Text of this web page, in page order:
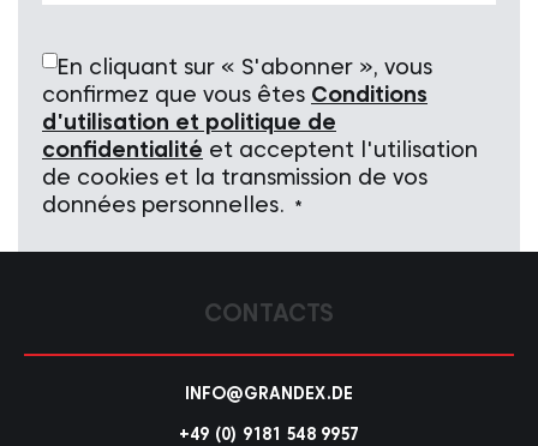
En cliquant sur « S'abonner », vous
confirmez que vous êtes Conditions
d'utilisation et politique de
confidentialité et acceptent l'utilisation
de cookies et la transmission de vos
données personnelles.
*
CONTACTS
INFO@GRANDEX.DE
+49 (0) 9181 548 9957